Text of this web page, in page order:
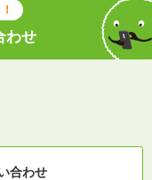
わせ
合わせ